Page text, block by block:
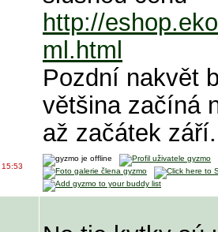
http://
ml.html
Pozdní nakvět
většina začíná
až začátek září.
15:53